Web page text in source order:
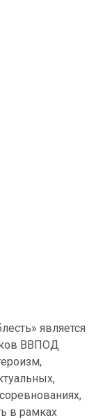
является
ВВПОД
в рамках